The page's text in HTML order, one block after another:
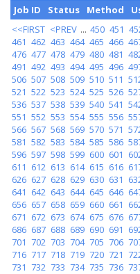
Job ID
Status Method
<<FIRST <PREV ... 450 451
461 462 463 464 465 466
476 477 478 479 480 481
491 492 493 494 495 496
506 507 508 509 510 511
521 522 523 524 525 526
536 537 538 539 540 541
551 552 553 554 555 556
566 567 568 569 570 571
581 582 583 584 585 586
596 597 598 599 600 601
611 612 613 614 615 616
626 627 628 629 630 631
641 642 643 644 645 646
656 657 658 659 660 661
671 672 673 674 675 676
686 687 688 689 690 691
701 702 703 704 705 706
716 717 718 719 720 721
731 732 733 734 735 736